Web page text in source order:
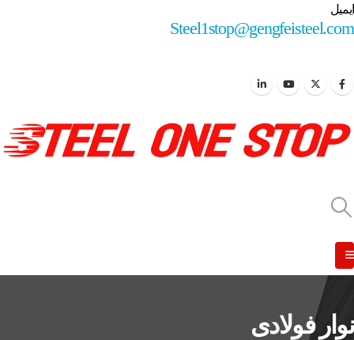
ایمیل
Steel1stop@gengfeisteel.com
نوار فولادی